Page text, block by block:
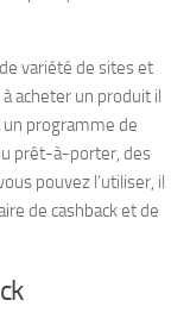
variété de sites et
acheter un produit il
un programme de
prêt-à-porter, des
pouvez l’utiliser, il
de cashback et de